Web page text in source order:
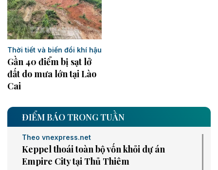
Thời tiết và biến đổi khí hậu
Gần 40 điểm bị sạt lở
đất do mưa lớn tại Lào
Cai
ĐIỂM BÁO TRONG TUẦN
Theo vnexpress.net
Keppel thoái toàn bộ vốn khỏi dự án
Empire City tại Thủ Thiêm